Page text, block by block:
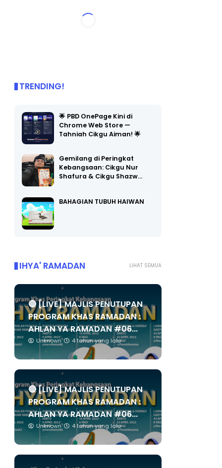
TRENDING!
🌟 PBD OnePage Kini di
Chrome Web Store —
Tahniah Cikgu Aiman! 🌟
Gemilang di Peringkat
Kebangsaan: Cikgu Nur
Shafura & Cikgu Shazw…
BAHAGIAN TUBUH HAIWAN
LIHAT SEMUA
IHYA' RAMADAN
🔴 [LIVE] MAJLIS PENUTUPAN
PROGRAM KHAS RAMADAN :
AHLAN YA RAMADAN #06...
Unknown 4 tahun yang lalu
🔴 [LIVE] MAJLIS PENUTUPAN
PROGRAM KHAS RAMADAN :
AHLAN YA RAMADAN #06...
Unknown 4 tahun yang lalu